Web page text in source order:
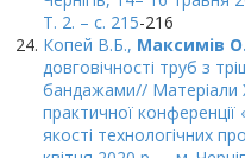
Т. 2. – с. 215-216
Копей В.Б., Максимів
довговічності труб з
бандажами// Матеріали
практичної
якості технологічних